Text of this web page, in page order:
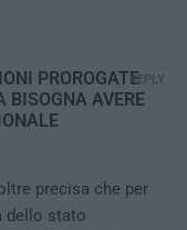
PROROGATE
BISOGNA AVERE
precisa che per
dello stato
REPLY